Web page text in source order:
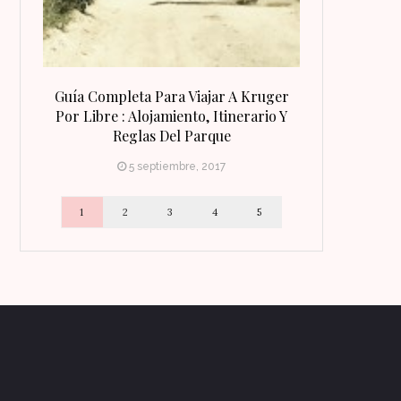
Guía Completa Para Viajar A Kruger
Por Libre : Alojamiento, Itinerario Y
Reglas Del Parque
5 septiembre, 2017
1 2 3 4 5